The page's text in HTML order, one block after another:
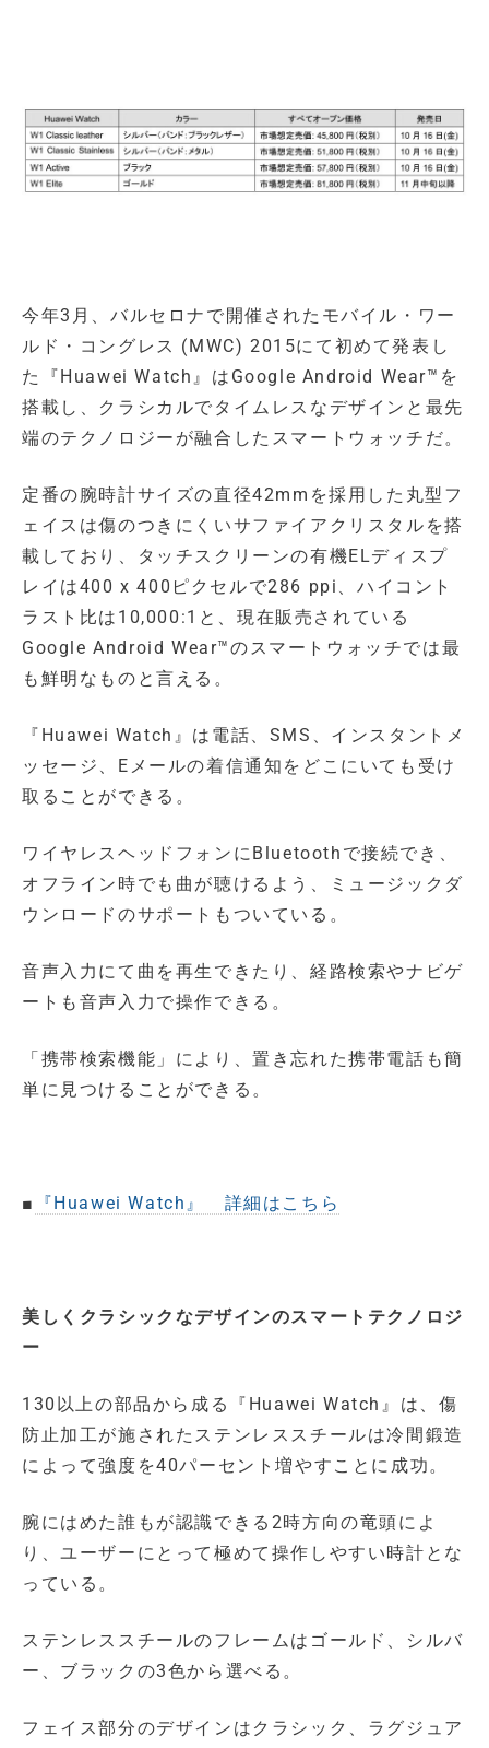
今年3月、バルセロナで開催されたモバイル・ワー
ルド・コングレス (MWC) 2015にて初めて発表し
た『Huawei Watch』はGoogle Android Wear™を
搭載し、クラシカルでタイムレスなデザインと最先
端のテクノロジーが融合したスマートウォッチだ。
定番の腕時計サイズの直径42mmを採用した丸型フ
ェイスは傷のつきにくいサファイアクリスタルを搭
載しており、タッチスクリーンの有機ELディスプ
レイは400 x 400ピクセルで286 ppi、ハイコント
ラスト比は10,000:1と、現在販売されている
Google Android Wear™のスマートウォッチでは最
も鮮明なものと言える。
『Huawei Watch』は電話、SMS、インスタントメ
ッセージ、Eメールの着信通知をどこにいても受け
取ることができる。
ワイヤレスヘッドフォンにBluetoothで接続でき、
オフライン時でも曲が聴けるよう、ミュージックダ
ウンロードのサポートもついている。
音声入力にて曲を再生できたり、経路検索やナビゲ
ートも音声入力で操作できる。
「携帯検索機能」により、置き忘れた携帯電話も簡
単に見つけることができる。
■ 『Huawei Watch』 詳細はこちら
美しくクラシックなデザインのスマートテクノロジ
ー
130以上の部品から成る『Huawei Watch』は、傷
防止加工が施されたステンレススチールは冷間鍛造
によって強度を40パーセント増やすことに成功。
腕にはめた誰もが認識できる2時方向の竜頭によ
り、ユーザーにとって極めて操作しやすい時計とな
っている。
ステンレススチールのフレームはゴールド、シルバ
ー、ブラックの3色から選べる。
フェイス部分のデザインはクラシック、ラグジュア